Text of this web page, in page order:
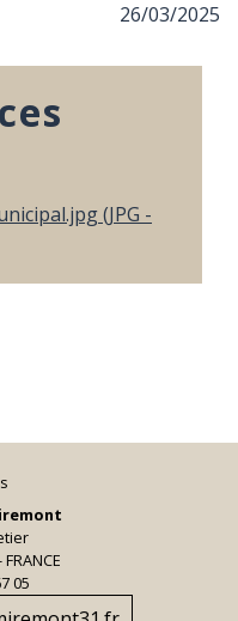
26/03/2025
(JPG -
05